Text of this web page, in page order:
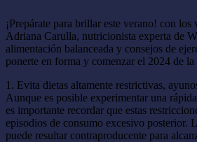
¡Prepárate para brillar este verano! con los
Adriana Carulla, nutricionista experta de
alimentación balanceada y consejos de
ponerte en forma y comenzar el 2024 de
1. Evita dietas altamente restrictivas,
Aunque es posible experimentar una
es importante recordar que estas
episodios de consumo excesivo posterior.
puede resultar contraproducente para